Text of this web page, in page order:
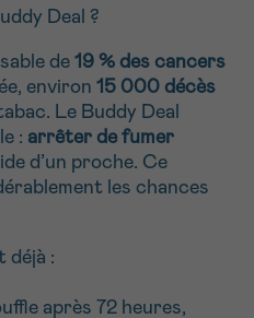
Deal ?
de 19 % des cancers
environ 15 000 décès
Le Buddy Deal
: arrêter de fumer
d’un proche. Ce
les chances
déjà :
après 72 heures,